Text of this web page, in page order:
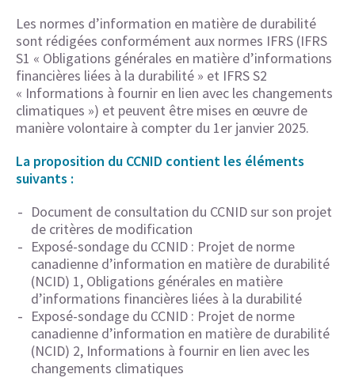
Les normes d’information en matière de durabilité
sont rédigées conformément aux normes IFRS (IFRS
S1 « Obligations générales en matière d’informations
financières liées à la durabilité » et IFRS S2
« Informations à fournir en lien avec les changements
climatiques ») et peuvent être mises en œuvre de
manière volontaire à compter du 1er janvier 2025.
La proposition du CCNID contient les éléments
suivants :
Document de consultation du CCNID sur son projet
de critères de modification
Exposé-sondage du CCNID : Projet de norme
canadienne d’information en matière de durabilité
(NCID) 1, Obligations générales en matière
d’informations financières liées à la durabilité
Exposé-sondage du CCNID : Projet de norme
canadienne d’information en matière de durabilité
(NCID) 2, Informations à fournir en lien avec les
changements climatiques